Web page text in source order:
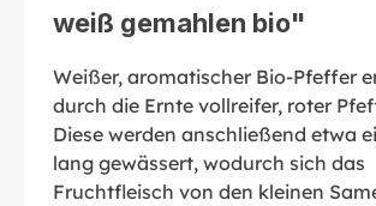
weiß gemahlen bio"
Weißer, aromatischer Bio-Pfeffer
durch die Ernte vollreifer, roter
Diese werden anschließend etwa
lang gewässert, wodurch sich das
Fruchtfleisch von den kleinen